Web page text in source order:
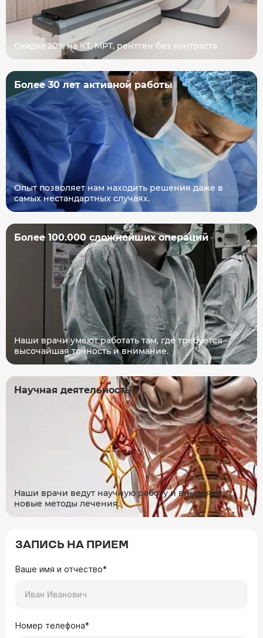
Скидка 20% на КТ, МРТ, рентген без контраста
Более 30 лет активной работы
Опыт позволяет нам находить решения даже в
самых нестандартных случаях.
Более 100.000 сложнейших операций
Наши врачи умеют работать там, где требуется
высочайшая точность и внимание.
Научная деятельность
Наши врачи ведут научную работу и внедряют
новые методы лечения.
ЗАПИСЬ НА ПРИЕМ
Ваше имя и отчество*
Номер телефона*